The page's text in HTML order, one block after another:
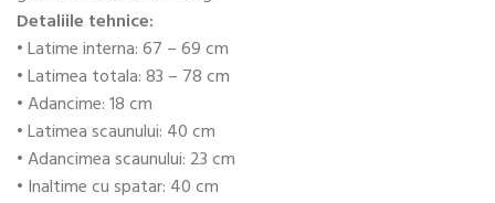
Detaliile tehnice:
• Latime interna: 67 – 69 cm
• Latimea totala: 83 – 78 cm
• Adancime: 18 cm
• Latimea scaunului: 40 cm
• Adancimea scaunului: 23 cm
• Inaltime cu spatar: 40 cm